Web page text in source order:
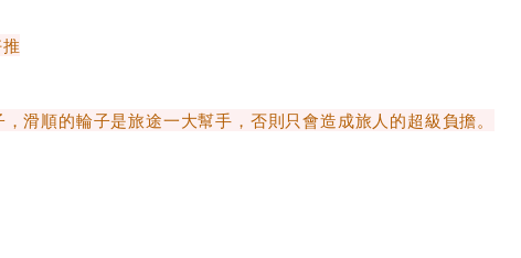
滑順的輪子是旅途一大幫手，否則只會造成旅人的超級負擔。